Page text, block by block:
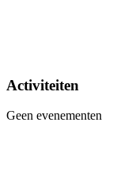
Activiteiten
Geen evenementen